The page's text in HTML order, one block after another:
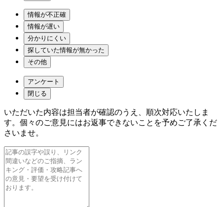
情報が不正確
情報が遅い
分かりにくい
探していた情報が無かった
その他
アンケート
閉じる
いただいた内容は担当者が確認のうえ、順次対応いたしま
す。個々のご意見にはお返事できないことを予めご了承くだ
さいませ。